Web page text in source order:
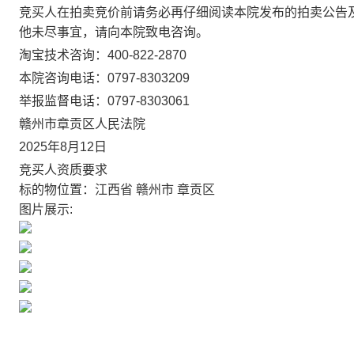
竞买人在拍卖竞价前请务必再仔细阅读本院发布的拍卖公告
他未尽事宜，请向本院致电咨询。
淘宝技术咨询： 400-822-2870
本院咨询电话： 0797-8303209
举报监督电话： 0797-8303061
赣州市章贡区人民法院
2025年8月 12 日
竞买人资质要求
标的物位置：江西省 赣州市 章贡区
图片展示: